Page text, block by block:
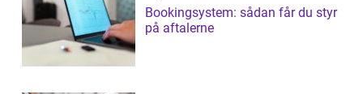
Bookingsystem: sådan får du styr
på aftalerne